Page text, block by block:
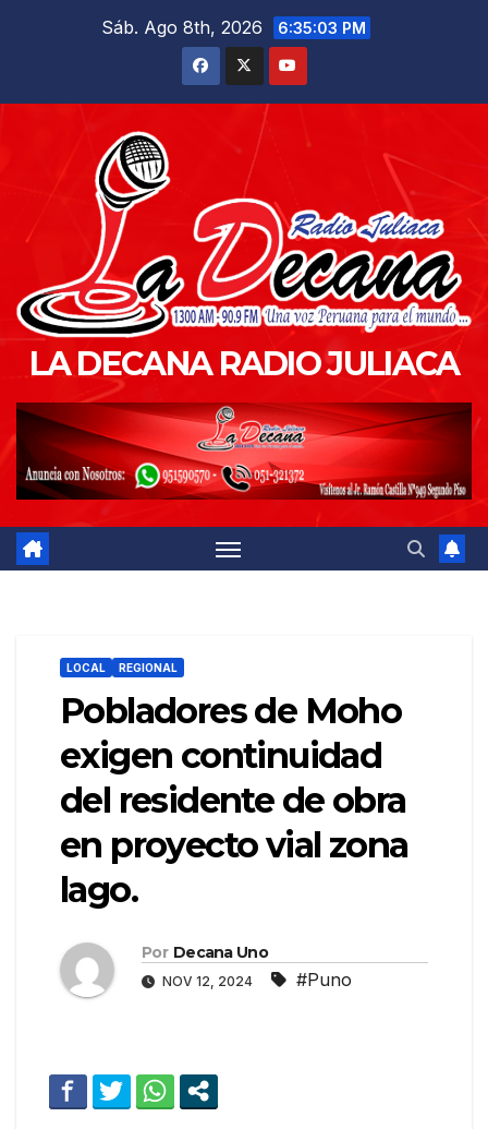
Sáb. Ago 8th, 2026 6:35:04 PM
LA DECANA RADIO JULIACA
LOCAL REGIONAL
Pobladores de Moho
exigen continuidad
del residente de obra
en proyecto vial zona
lago.
Por Decana Uno
NOV 12, 2024 #Puno